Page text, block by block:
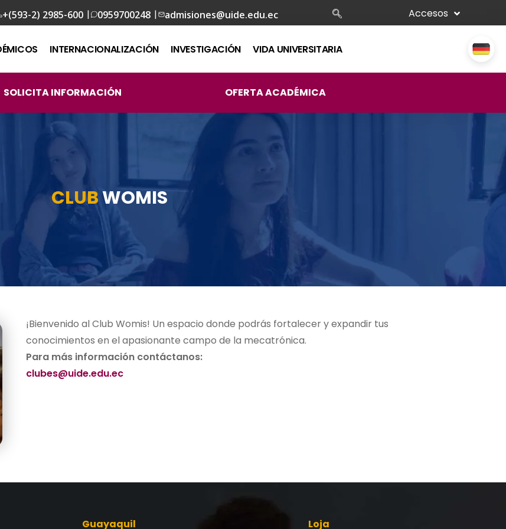
+(593-2) 2985-600 | 0959700248 | admisiones@uide.edu.ec Accesos
INTERNACIONALIZACIÓN INVESTIGACIÓN VIDA UNIVERSITARIA
SOLICITA INFORMACIÓN OFERTA ACADÉMICA
CLUBWOMIS
¡Bienvenido al Club Womis! Un espacio donde podrás fortalecer y expandir tus
conocimientos en el apasionante campo de la mecatrónica.
Para más información contáctanos:
clubes@uide.edu.ec
Guayaquil Loja